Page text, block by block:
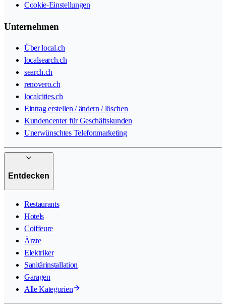
Cookie-Einstellungen
Unternehmen
Über local.ch
localsearch.ch
search.ch
renovero.ch
localcities.ch
Eintrag erstellen / ändern / löschen
Kundencenter für Geschäftskunden
Unerwünschtes Telefonmarketing
Entdecken
Restaurants
Hotels
Coiffeure
Ärzte
Elektriker
Sanitärinstallation
Garagen
Alle Kategorien